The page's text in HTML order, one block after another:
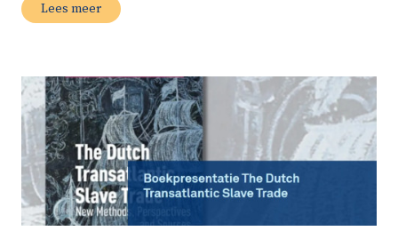
Lees meer